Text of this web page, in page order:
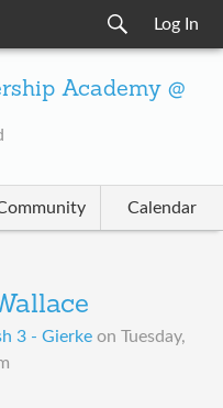
Log In
Academy @
Calendar
3 - Gierke on Tuesday,